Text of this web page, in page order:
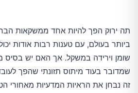
תה ירוק הפך להיות אחד ממשקאות
ביותר בעולם, עם טענות רבות אודות
שומן וירידה במשקל. אך האם יש בסיס
שמדובר בעוד מיתוס תזונתי שהפך
זה נבחן את הראיות המדעיות מאחורי